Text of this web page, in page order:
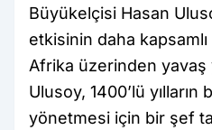
Büyükelçisi Hasan
etkisinin daha kapsamlı
Afrika üzerinden yavaş
Ulusoy, 1400’lü
yönetmesi için bir şef